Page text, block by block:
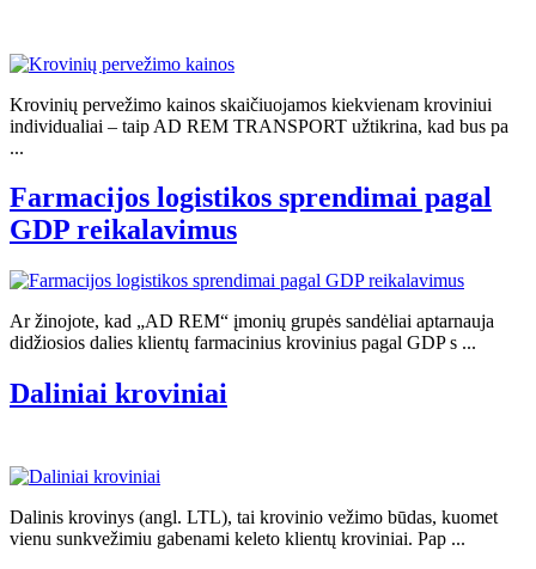
Krovinių pervežimo kainos skaičiuojamos kiekvienam kroviniui
individualiai – taip AD REM TRANSPORT užtikrina, kad bus pa
...
Farmacijos logistikos sprendimai pagal
GDP reikalavimus
Ar žinojote, kad „AD REM“ įmonių grupės sandėliai aptarnauja
didžiosios dalies klientų farmacinius krovinius pagal GDP s ...
Daliniai kroviniai
Dalinis krovinys (angl. LTL), tai krovinio vežimo būdas, kuomet
vienu sunkvežimiu gabenami keleto klientų kroviniai. Pap ...